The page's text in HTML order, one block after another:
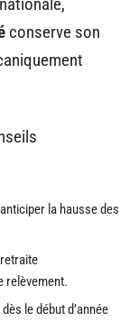
conserve son
la hausse des
relèvement.
le début d’année